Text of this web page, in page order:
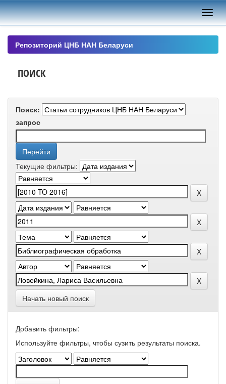
Skip
navigation
Репозиторий ЦНБ НАН Беларуси
ПОИСК
Поиск:
запрос
Текущие фильтры:
Начать новый поиск
Добавить фильтры:
Используйте фильтры, чтобы сузить результаты поиска.